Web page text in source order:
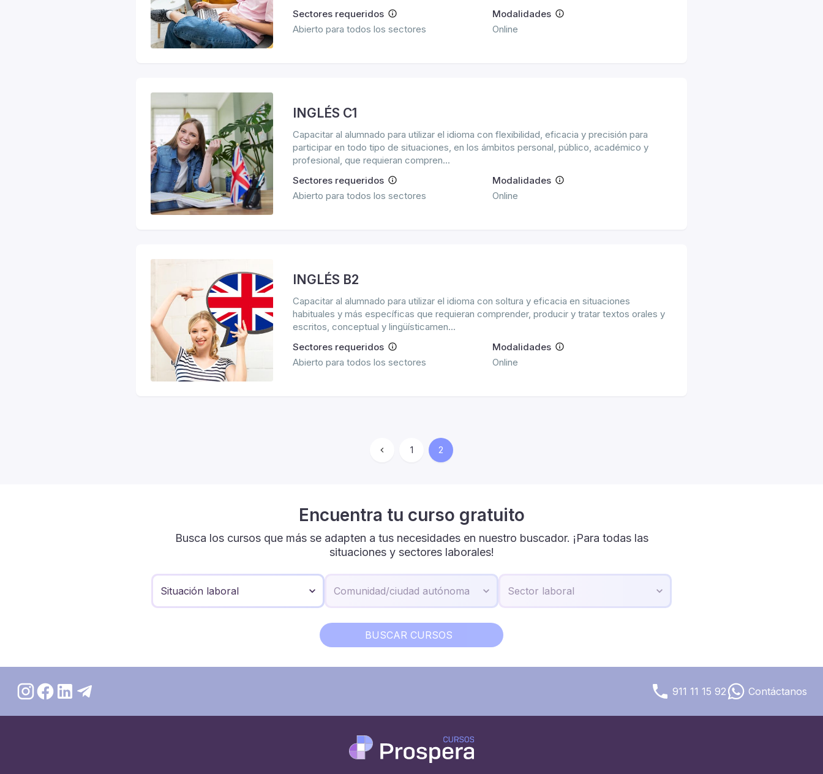
Sectores requeridos
Abierto para todos los sectores
Modalidades
Online
INGLÉS C1
Capacitar al alumnado para utilizar el idioma con flexibilidad, eficacia y precisión para
participar en todo tipo de situaciones, en los ámbitos personal, público, académico y
profesional, que requieran compren...
Sectores requeridos
Abierto para todos los sectores
Modalidades
Online
INGLÉS B2
Capacitar al alumnado para utilizar el idioma con soltura y eficacia en situaciones
habituales y más específicas que requieran comprender, producir y tratar textos orales y
escritos, conceptual y lingüísticamen...
Sectores requeridos
Abierto para todos los sectores
Modalidades
Online
1 2
Encuentra tu curso gratuito
Busca los cursos que más se adapten a tus necesidades en nuestro buscador. ¡Para todas las
situaciones y sectores laborales!
BUSCAR CURSOS
911 11 15 92 Contáctanos